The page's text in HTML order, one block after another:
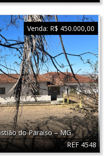
REF 4548
do Paraíso–MG
Venda: R$ 450.000,00